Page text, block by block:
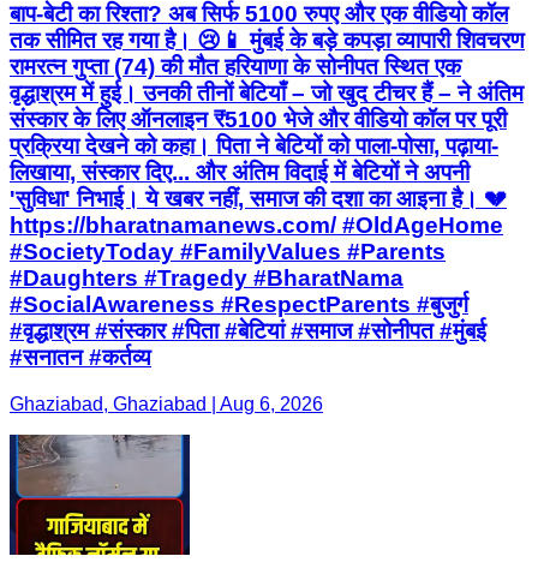
बाप-बेटी का रिश्ता? अब सिर्फ 5100 रुपए और एक वीडियो कॉल
तक सीमित रह गया है। 😢📱 मुंबई के बड़े कपड़ा व्यापारी शिवचरण
रामरत्न गुप्ता (74) की मौत हरियाणा के सोनीपत स्थित एक
वृद्धाश्रम में हुई। उनकी तीनों बेटियाँ – जो खुद टीचर हैं – ने अंतिम
संस्कार के लिए ऑनलाइन ₹5100 भेजे और वीडियो कॉल पर पूरी
प्रक्रिया देखने को कहा। पिता ने बेटियों को पाला-पोसा, पढ़ाया-
लिखाया, संस्कार दिए... और अंतिम विदाई में बेटियों ने अपनी
'सुविधा' निभाई। ये खबर नहीं, समाज की दशा का आइना है। 💔
https://bharatnamanews.com/ #OldAgeHome
#SocietyToday #FamilyValues #Parents
#Daughters #Tragedy #BharatNama
#SocialAwareness #RespectParents #बुजुर्ग
#वृद्धाश्रम #संस्कार #पिता #बेटियां #समाज #सोनीपत #मुंबई
#सनातन #कर्तव्य
Ghaziabad, Ghaziabad | Aug 6, 2026